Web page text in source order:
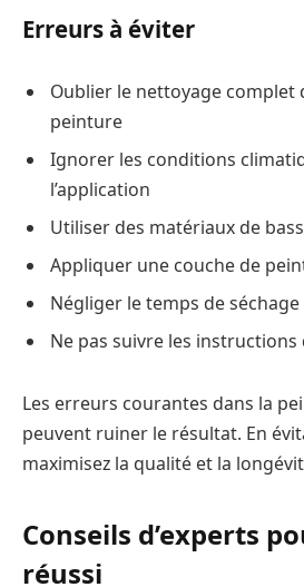
Erreurs à éviter
Oublier le nettoyage complet
peinture
Ignorer les conditions
l’application
Utiliser des matériaux de
Appliquer une couche de
Négliger le temps de
Ne pas suivre les
Les erreurs courantes dans la
peuvent ruiner le résultat. En
maximisez la qualité et la
Conseils d’experts
réussi